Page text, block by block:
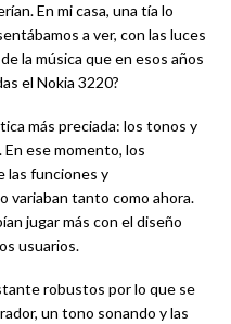
En mi casa, una tía lo
a ver, con las luces
la música que en esos años
el Nokia 3220?
más preciada: los tonos y
ese momento, los
las funciones y
variaban tanto como ahora.
jugar más con el diseño
usuarios.
robustos por lo que se
un tono sonando y las